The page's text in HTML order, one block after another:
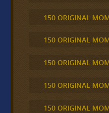
150 ORIGINAL
150 ORIGINAL
150 ORIGINAL
150 ORIGINAL
150 ORIGINAL